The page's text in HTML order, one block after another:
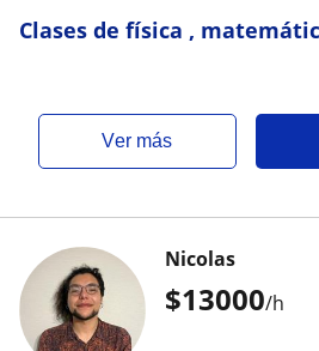
Clases de física ,
ver más
$13000/h
Nicolas